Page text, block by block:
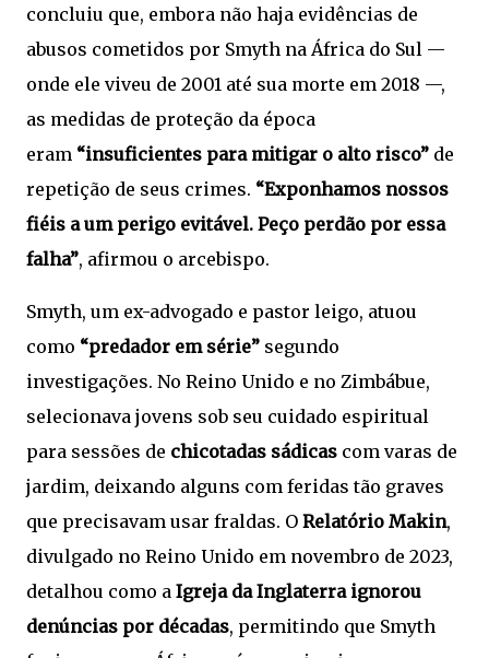
concluiu que, embora não haja evidências de
abusos cometidos por Smyth na África do Sul —
onde ele viveu de 2001 até sua morte em 2018 —,
as medidas de proteção da época
eram “insuficientes para mitigar o alto risco” de
repetição de seus crimes. “Exponhamos nossos
fiéis a um perigo evitável. Peço perdão por essa
falha”, afirmou o arcebispo.
Smyth, um ex-advogado e pastor leigo, atuou
como “predador em série” segundo
investigações. No Reino Unido e no Zimbábue,
selecionava jovens sob seu cuidado espiritual
para sessões de chicotadas sádicas com varas de
jardim, deixando alguns com feridas tão graves
que precisavam usar fraldas. O Relatório Makin,
divulgado no Reino Unido em novembro de 2023,
detalhou como a Igreja da Inglaterra ignorou
denúncias por décadas, permitindo que Smyth